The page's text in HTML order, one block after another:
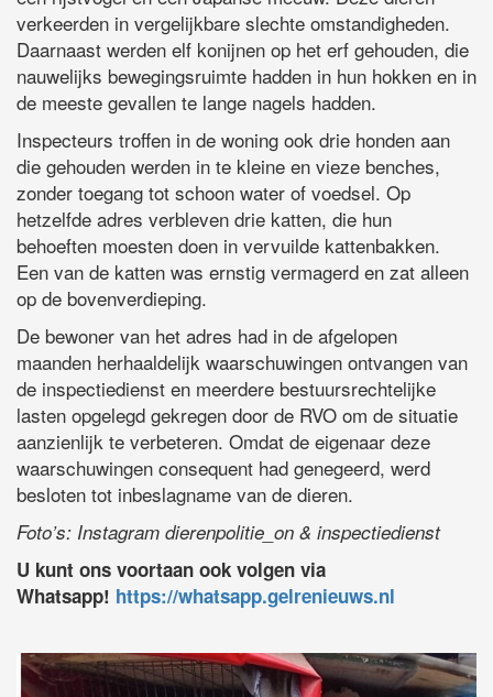
verkeerden in vergelijkbare slechte omstandigheden.
Daarnaast werden elf konijnen op het erf gehouden, die
nauwelijks bewegingsruimte hadden in hun hokken en in
de meeste gevallen te lange nagels hadden.
Inspecteurs troffen in de woning ook drie honden aan
die gehouden werden in te kleine en vieze benches,
zonder toegang tot schoon water of voedsel. Op
hetzelfde adres verbleven drie katten, die hun
behoeften moesten doen in vervuilde kattenbakken.
Een van de katten was ernstig vermagerd en zat alleen
op de bovenverdieping.
De bewoner van het adres had in de afgelopen
maanden herhaaldelijk waarschuwingen ontvangen van
de inspectiedienst en meerdere bestuursrechtelijke
lasten opgelegd gekregen door de RVO om de situatie
aanzienlijk te verbeteren. Omdat de eigenaar deze
waarschuwingen consequent had genegeerd, werd
besloten tot inbeslagname van de dieren.
Foto’s: Instagram dierenpolitie_on & inspectiedienst
U kunt ons voortaan ook volgen via
Whatsapp! https://whatsapp.gelrenieuws.nl